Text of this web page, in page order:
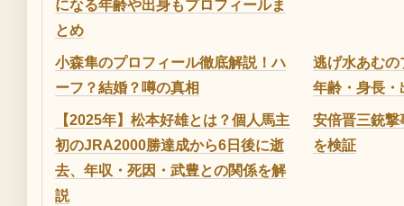
になる年齢や出身もプロフィールま
とめ
小森隼のプロフィール徹底解説！ハ
ーフ？結婚？噂の真相
逃げ水あむの
年齢・身長・
【2025年】松本好雄とは？個人馬主
初のJRA2000勝達成から6日後に逝
去、年収・死因・武豊との関係を解
説
安倍晋三銃撃
を検証